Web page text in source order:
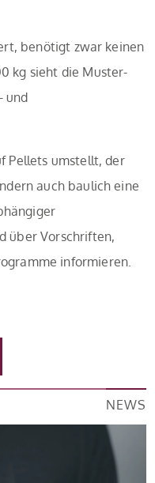
benötigt zwar keinen
kg sieht die Muster-
und
Pellets umstellt, der
auch baulich eine
über Vorschriften,
informieren.
NEWS